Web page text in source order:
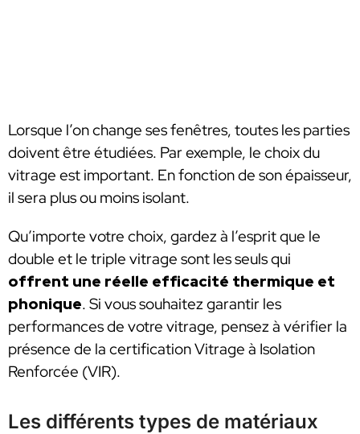
Lorsque l’on change ses fenêtres, toutes les parties
doivent être étudiées. Par exemple, le choix du
vitrage est important. En fonction de son épaisseur,
il sera plus ou moins isolant.
Qu’importe votre choix, gardez à l’esprit que le
double et le triple vitrage sont les seuls qui
offrent une réelle efficacité thermique et
phonique. Si vous souhaitez garantir les
performances de votre vitrage, pensez à vérifier la
présence de la certification Vitrage à Isolation
Renforcée (VIR).
Les différents types de matériaux